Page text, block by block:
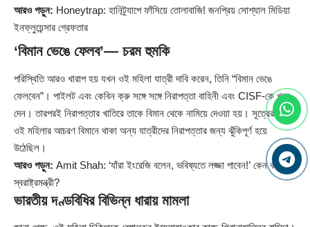
আরও পড়ুন: Honeytrap: হানিট্র্যাপে ফাঁসিয়ে তোলাবাজি! জনপ্রিয় সোশ্যাল মিডিয়া
ইনফ্লুয়েন্সার গ্রেফতার
‘বিমান ভেঙে ফেলব’— চরম হুমকি
পরিস্থিতি আরও খারাপ হয় যখন ওই মহিলা যাত্রী দাবি করেন, তিনি “বিমান ভেঙে
ফেলবেন”। পাইলট এবং কেবিন ক্রু সঙ্গে সঙ্গে নিরাপত্তা বাহিনী এবং CISF-কে খবর
দেন। তারপরই নিরাপত্তার খাতিরে তাকে বিমান থেকে নামিয়ে দেওয়া হয়। সূত্রের মতে,
ওই মহিলার আচরণ বিমানে থাকা অন্য যাত্রীদের নিরাপত্তার জন্য ঝুঁকিপূর্ণ হয়ে
উঠেছিল।
আরও পড়ুন: Amit Shah: ‘যাঁরা ইংরেজি বলেন, ভবিষ্যতে লজ্জা পাবেন!’ কেন বললেন
স্বরাষ্ট্রমন্ত্রী?
ভারতীয় দণ্ডবিধির বিভিন্ন ধারায় মামলা